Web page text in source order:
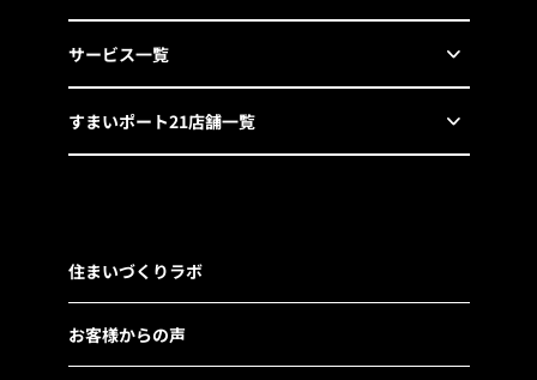
サービス一覧
すまいポート21店舗一覧
住まいづくりラボ
お客様からの声